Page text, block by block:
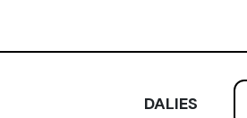
DALIES